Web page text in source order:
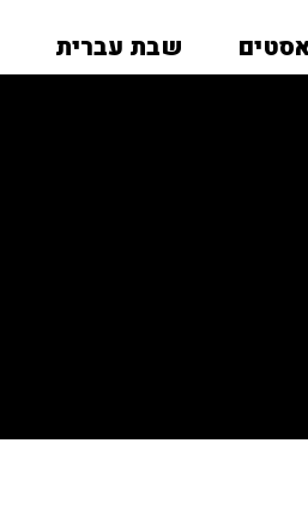
שבת עברית